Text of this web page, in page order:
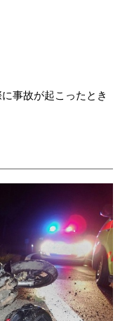
事故が起こったとき